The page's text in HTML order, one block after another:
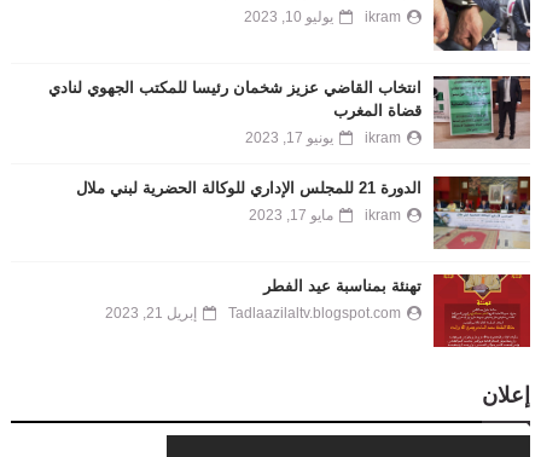
ikram يوليو 10, 2023
انتخاب القاضي عزيز شخمان رئيسا للمكتب الجهوي لنادي
قضاة المغرب
ikram يونيو 17, 2023
الدورة 21 للمجلس الإداري للوكالة الحضرية لبني ملال
ikram مايو 17, 2023
تهنئة بمناسبة عيد الفطر
Tadlaazilaltv.blogspot.com إبريل 21, 2023
إعلان